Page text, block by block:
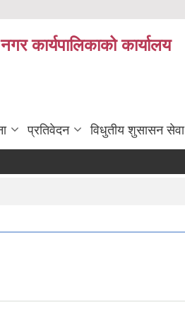
कार्यपालिकाको कार्यालय
प्रतिवेदन विधुतीय शुसासन सेवा